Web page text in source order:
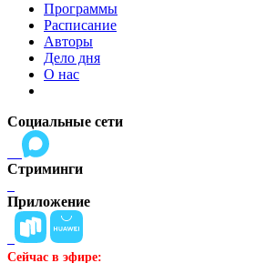
Программы
Расписание
Авторы
Дело дня
О нас
Социальные сети
Стриминги
Приложение
Сейчас в эфире: